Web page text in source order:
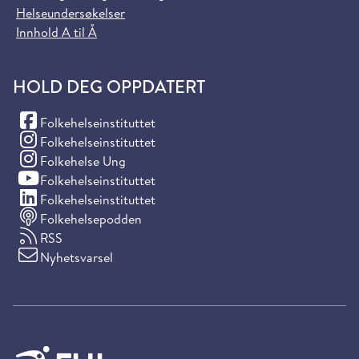
Helseundersøkelser
Innhold A til Å
HOLD DEG OPPDATERT
Folkehelseinstituttet
(Facebook)
Folkehelseinstituttet
(Instagram)
Folkehelse Ung
(Instagram)
Folkehelseinstituttet
(YouTube)
Folkehelseinstituttet
(LinkedIn)
Folkehelsepodden
RSS
Nyhetsvarsel